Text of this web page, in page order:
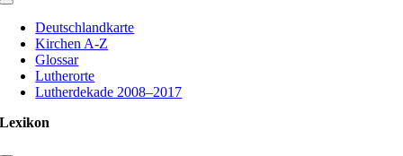
Toggle
NavigationDeutschlandkarte
Kirchen A-Z
Glossar
Lutherorte
Lutherdekade 2008–2017
Lexikon